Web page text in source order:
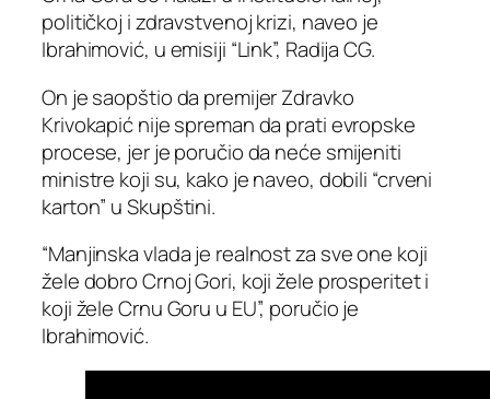
političkoj i zdravstvenoj krizi, naveo je
Ibrahimović, u emisiji “Link”, Radija CG.
On je saopštio da premijer Zdravko
Krivokapić nije spreman da prati evropske
procese, jer je poručio da neće smijeniti
ministre koji su, kako je naveo, dobili “crveni
karton” u Skupštini.
“Manjinska vlada je realnost za sve one koji
žele dobro Crnoj Gori, koji žele prosperitet i
koji žele Crnu Goru u EU”, poručio je
Ibrahimović.